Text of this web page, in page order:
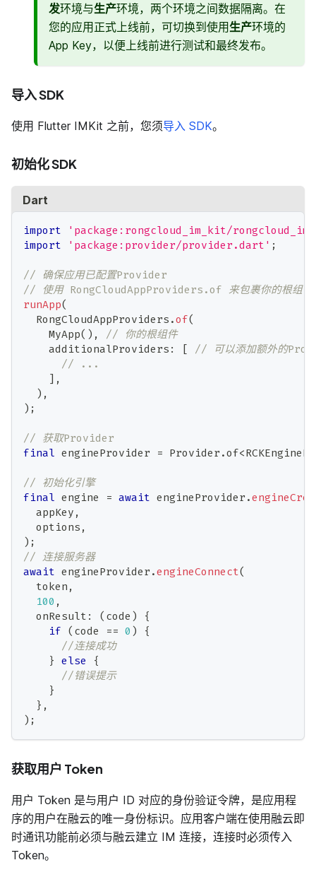
发环境与生产环境，两个环境之间数据隔离。在
您的应用正式上线前，可切换到使用生产环境的
App Key，以便上线前进行测试和最终发布。
导入 SDK
使用 Flutter IMKit 之前，您须导入 SDK。
初始化 SDK
Dart
import
'package:rongcloud_im_kit/
import
'package:provider/provider.dart' ;
// 确保应用已配置Provider
// 使用 RongCloudAppProviders.of 来包裹你的根组件
runApp(
RongCloudAppProviders .of(
MyApp( ) ,
// 你的根组件
    additionalProviders
: [ // 可以添加额外的
// ...
] ,
) ,
) ;
// 获取Provider
final engineProvider = Provider .of<
// 初始化引擎
final engine = await engineProvider .
  appKey
,
  options
,
) ;
// 连接服务器
await engineProvider .engineConnect(
  token
,
100 ,
  onResult
: ( code )
{
if ( code == 0 )
{
//连接成功
} else
{
//错误提示
}
} ,
) ;
获取用户 Token
用户 Token 是与用户 ID 对应的身份验证令牌，是应用程
序的用户在融云的唯一身份标识。应用客户端在使用融云即
时通讯功能前必须与融云建立 IM 连接，连接时必须传入
Token。